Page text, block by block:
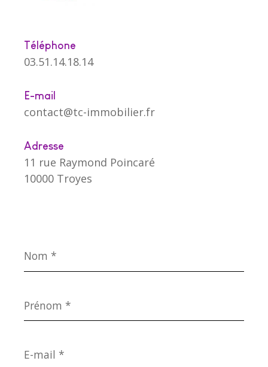
Téléphone
03.51.14.18.14
E-mail
contact@tc-immobilier.fr
Adresse
11 rue Raymond Poincaré
10000 Troyes
*
*
mail
*